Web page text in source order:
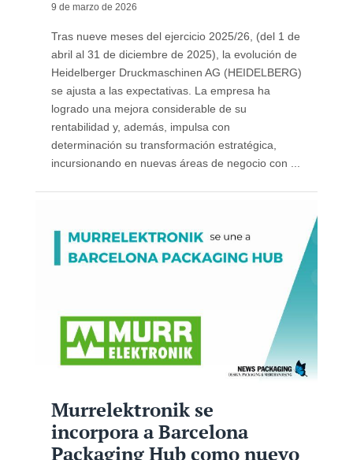
9 de marzo de 2026
Tras nueve meses del ejercicio 2025/26, (del 1 de
abril al 31 de diciembre de 2025), la evolución de
Heidelberger Druckmaschinen AG (HEIDELBERG)
se ajusta a las expectativas. La empresa ha
logrado una mejora considerable de su
rentabilidad y, además, impulsa con
determinación su transformación estratégica,
incursionando en nuevas áreas de negocio con ...
Murrelektronik se
incorpora a Barcelona
Packaging Hub como nuevo